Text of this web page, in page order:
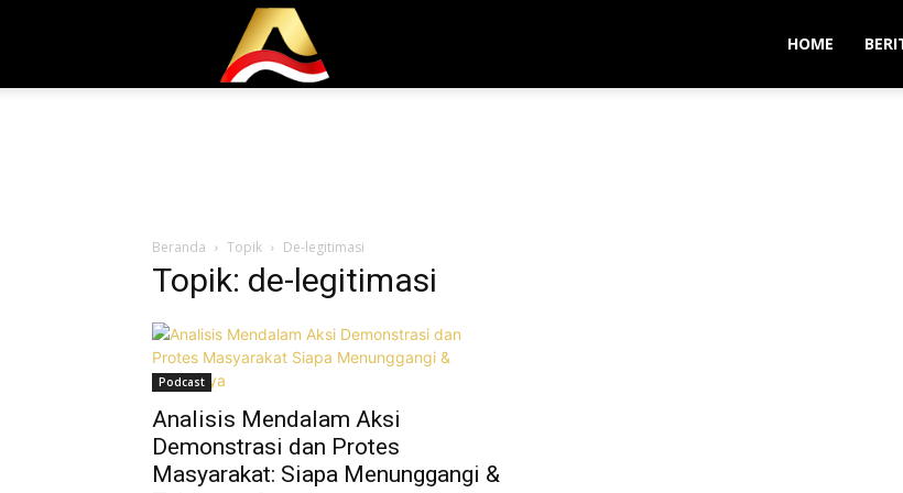
HOME
Beranda Topik De-legitimasi
Topik: de-legitimasi
Podcast
Analisis Mendalam Aksi
Demonstrasi dan Protes
Masyarakat: Siapa Menunggangi &